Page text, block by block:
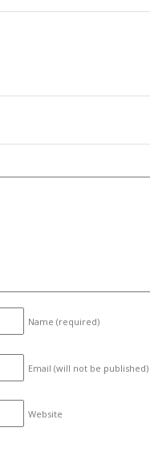
Name (required)
Email (will not be published)
Website